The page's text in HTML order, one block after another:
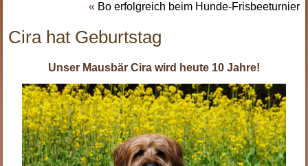
« Bo erfolgreich beim Hunde-Frisbeeturnier
Cira hat Geburtstag
Unser Mausbär Cira wird heute 10 Jahre!